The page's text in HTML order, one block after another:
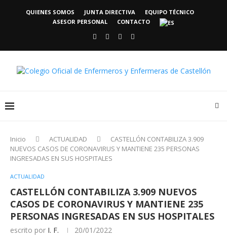
QUIENES SOMOS JUNTA DIRECTIVA
EQUIPO TÉCNICO
ASESOR PERSONAL
CONTACTO
Inicio ACTUALIDAD
CASTELLÓN CONTABILIZA 3.909
NUEVOS CASOS DE CORONAVIRUS Y MANTIENE 235 PERSONAS
INGRESADAS EN SUS HOSPITALES
ACTUALIDAD
CASTELLÓN CONTABILIZA 3.909 NUEVOS
CASOS DE CORONAVIRUS Y MANTIENE 235
PERSONAS INGRESADAS EN SUS HOSPITALES
escrito por I. F. 20/01/2022